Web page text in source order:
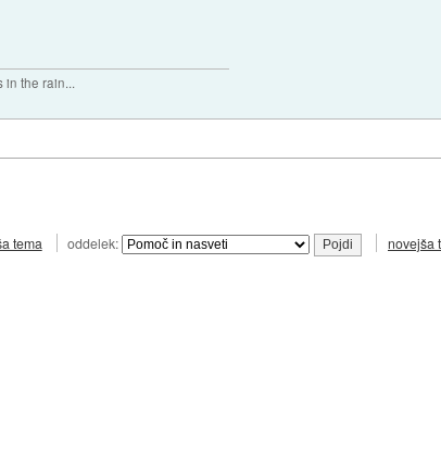
in the rain...
tema oddelek: novejša